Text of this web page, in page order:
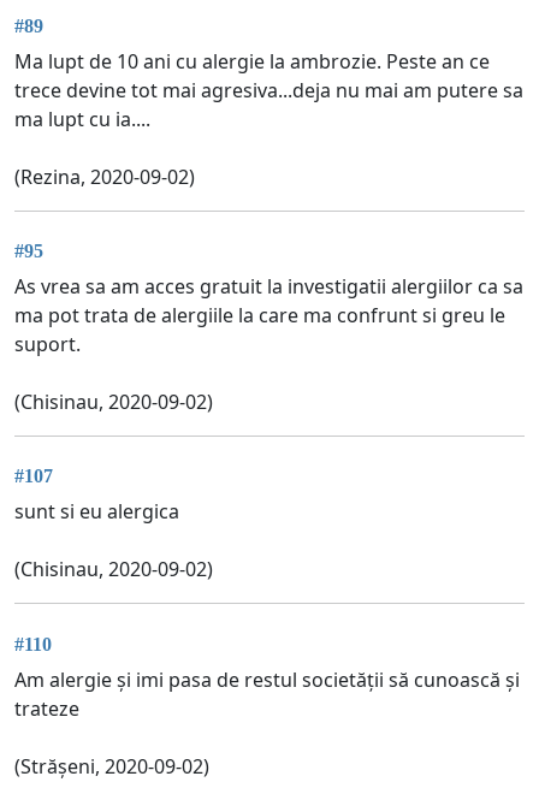
#89
Ma lupt de 10 ani cu alergie la ambrozie. Peste an ce
trece devine tot mai agresiva...deja nu mai am putere sa
ma lupt cu ia....
(Rezina, 2020-09-02)
#95
As vrea sa am acces gratuit la investigatii alergiilor ca sa
ma pot trata de alergiile la care ma confrunt si greu le
suport.
(Chisinau, 2020-09-02)
#107
sunt si eu alergica
(Chisinau, 2020-09-02)
#110
Am alergie și imi pasa de restul societății să cunoască și
trateze
(Strășeni, 2020-09-02)